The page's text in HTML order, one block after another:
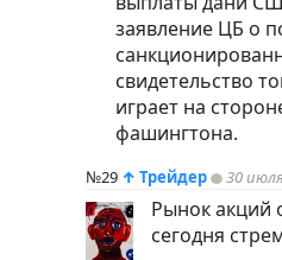
заявление ЦБ о
свидетельство
играет на
фашингтона.
№29 ↑ Трейдер 30
Рынок акций
сегодня